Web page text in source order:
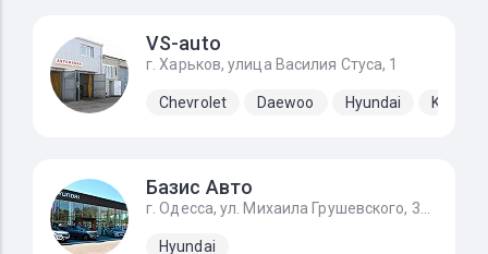
VS-auto
г. Харьков, улица Василия Стуса, 1
Chevrolet Daewoo Hyundai Kia
Базис Авто
Hyundai